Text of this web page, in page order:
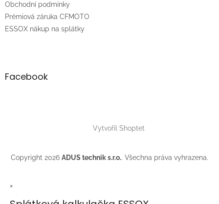
Obchodní podmínky
Prémiová záruka CFMOTO
ESSOX nákup na splátky
Facebook
Vytvořil Shoptet
Copyright 2026 ADUS technik s.r.o.. Všechna práva vyhrazena.
×